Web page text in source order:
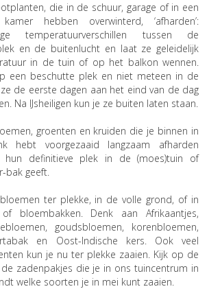
die in de schuur, garage of in een
hebben overwinterd, ‘afharden’:
temperatuurverschillen tussen de
en de buitenlucht en laat ze geleidelijk
in de tuin of op het balkon wennen.
een beschutte plek en niet meteen in de
de eerste dagen aan het eind van de dag
Na IJsheiligen kun je ze buiten laten staan.
groenten en kruiden die je binnen in
hebt voorgezaaid langzaam afharden
definitieve plek in de (moes)tuin of
bak geeft.
ter plekke, in de volle grond, of in
bloembakken. Denk aan Afrikaantjes,
goudsbloemen, korenbloemen,
en Oost-Indische kers. Ook veel
kun je nu ter plekke zaaien. Kijk op de
de zadenpakjes die je in ons tuincentrum in
welke soorten je in mei kunt zaaien.